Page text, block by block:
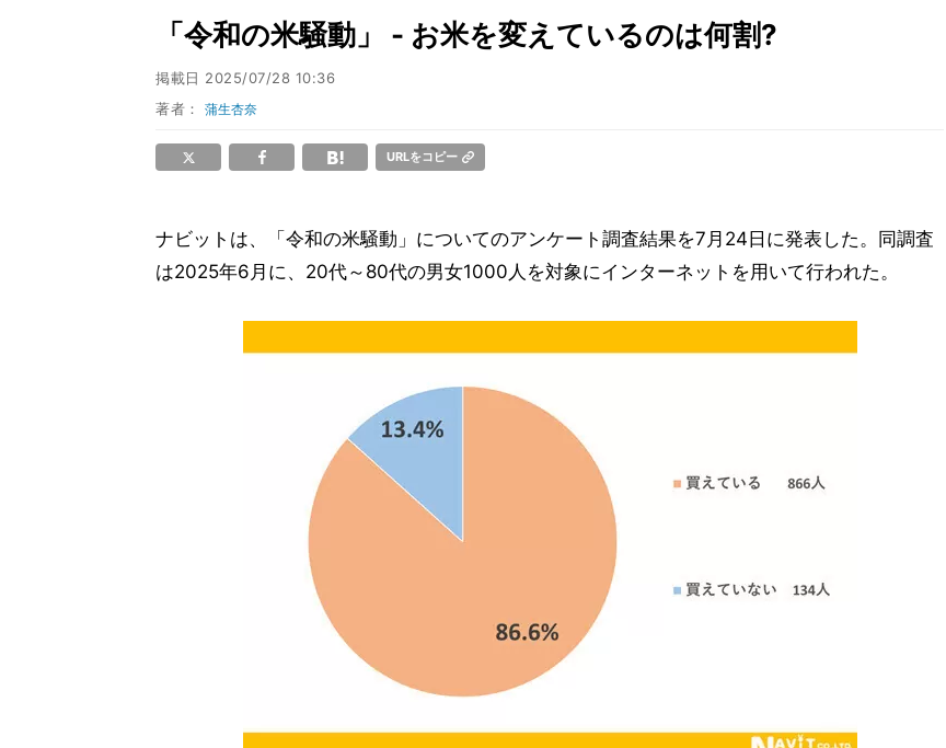
「令和の米騒動」 - お米を変えているのは何割?
掲載日 2025/07/28 10:36
著者：蒲生杏奈
URLをコピー
ナビットは、「令和の米騒動」についてのアンケート調査結果を7月24日に発表した。同調査
は2025年6月に、20代～80代の男女1000人を対象にインターネットを用いて行われた。